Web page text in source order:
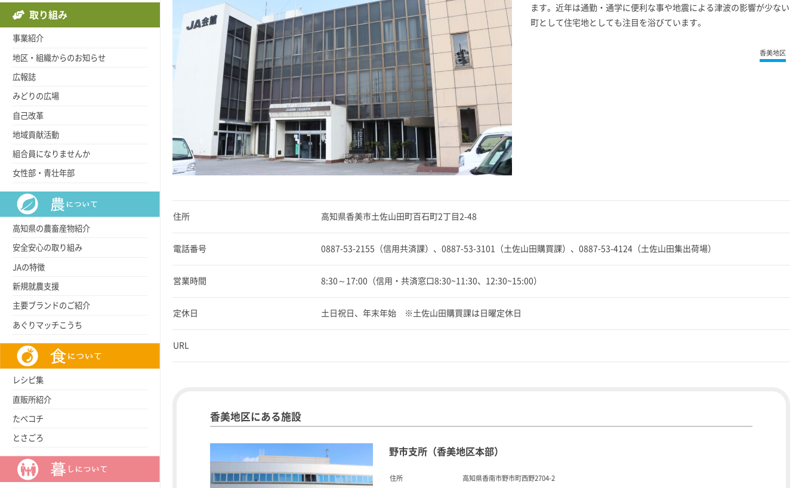
ます。近年は通勤・通学に便利な事や地震による津波の影響が少ない
町として住宅地としても注目を浴びています。
香美地区
住所 高知県香美市土佐山田町百石町2丁目2-48
電話番号 0887-53-2155（信用共済課）、0887-53-3101（土佐山田購買課）、0887-53-4124（土佐山田集出荷場）
営業時間 8:30～17:00（信用・共済窓口8:30~11:30、12:30~15:00）
定休日 土日祝日、年末年始 ※土佐山田購買課は日曜定休日
URL
香美地区にある施設
野市支所（香美地区本部）
住所 高知県香南市野市町西野2704-2
取り組み
事業紹介
地区・組織からのお知らせ
広報誌
みどりの広場
自己改革
地域貢献活動
組合員になりませんか
女性部・青壮年部
高知県の農畜産物紹介
安全安心の取り組み
JAの特徴
新規就農支援
主要ブランドのご紹介
あぐりマッチこうち
レシピ集
直販所紹介
たべコチ
とさごろ